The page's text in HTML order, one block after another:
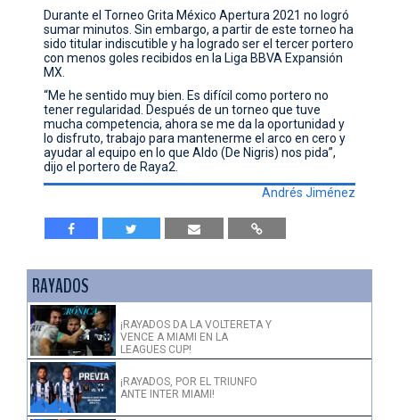
Durante el Torneo Grita México Apertura 2021 no logró
sumar minutos. Sin embargo, a partir de este torneo ha
sido titular indiscutible y ha logrado ser el tercer portero
con menos goles recibidos en la Liga BBVA Expansión
MX.
“Me he sentido muy bien. Es difícil como portero no
tener regularidad. Después de un torneo que tuve
mucha competencia, ahora se me da la oportunidad y
lo disfruto, trabajo para mantenerme el arco en cero y
ayudar al equipo en lo que Aldo (De Nigris) nos pida”,
dijo el portero de Raya2.
Andrés Jiménez
RAYADOS
¡RAYADOS DA LA VOLTERETA Y
VENCE A MIAMI EN LA
LEAGUES CUP!
¡RAYADOS, POR EL TRIUNFO
ANTE INTER MIAMI!